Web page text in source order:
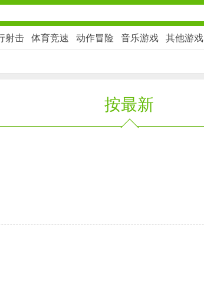
社交通讯
2千+款应用
学习办公
射击 体育竞速 动作冒险 音乐游戏 其他游戏
按最新